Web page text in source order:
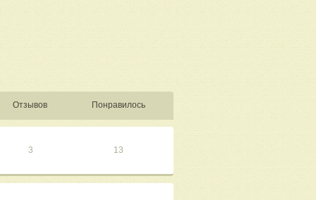
Отзывов Понравилось
3 13